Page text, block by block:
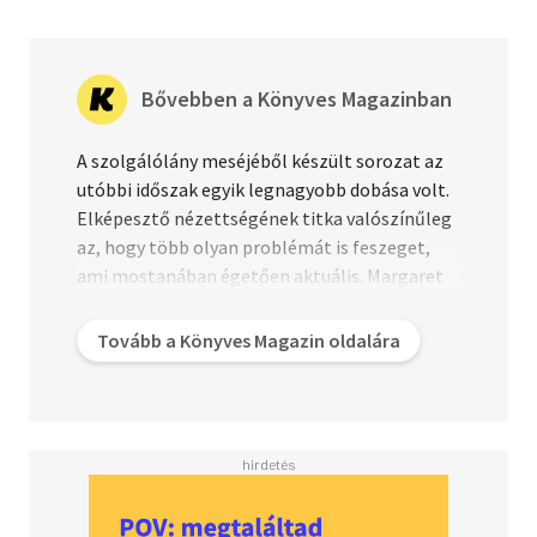
Bővebben a Könyves Magazinban
A szolgálólány meséjéből készült sorozat az
utóbbi időszak egyik legnagyobb dobása volt.
Elképesztő nézettségének titka valószínűleg
az, hogy több olyan problémát is feszeget,
ami mostanában égetően aktuális. Margaret
termékeny nőket a szaporodás érdekében
rabszolgasorsba taszítják, pillanatok alatt a
disztópiát, ami garantáltan tetszeni fog!
Tovább a Könyves Magazin oldalára